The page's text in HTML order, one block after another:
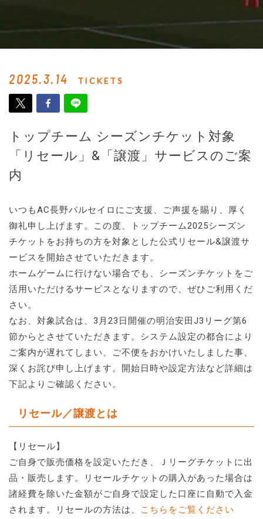
2025.3.14 TICKETS
トップチーム シーズンチケット対象
「リセール」&「譲渡」サービスのご案
内
いつもAC長野パルセイロにご支援、ご声援を賜り、厚く
御礼申し上げます。この度、トップチーム2025シーズン
チケットをお持ちの方を対象とした公式リセール&譲渡サ
ービスを開始させていただきます。
ホームゲームに行けない場合でも、シーズンチケットをご
活用いただけるサービスとなりますので、ぜひご利用くだ
さい。
なお、対象試合は、3月23日開催の明治安田J3リーグ第6
節からとさせていただきます。システム設定の都合により
ご案内が遅れてしまい、ご不便をおかけいたしました事、
深くお詫び申し上げます。開始日時や設定方法など詳細は
下記よりご確認ください。
リセール／譲渡とは
【リセール】
ご自身で販売価格を設定いただき、Ｊリーグチケットに出
品・販売します。リセールチケットの購入があった場合は
諸経費を除いた金額がご自身で設定した口座に自動で入金
されます。リセールの方法は、
こちらをご覧ください